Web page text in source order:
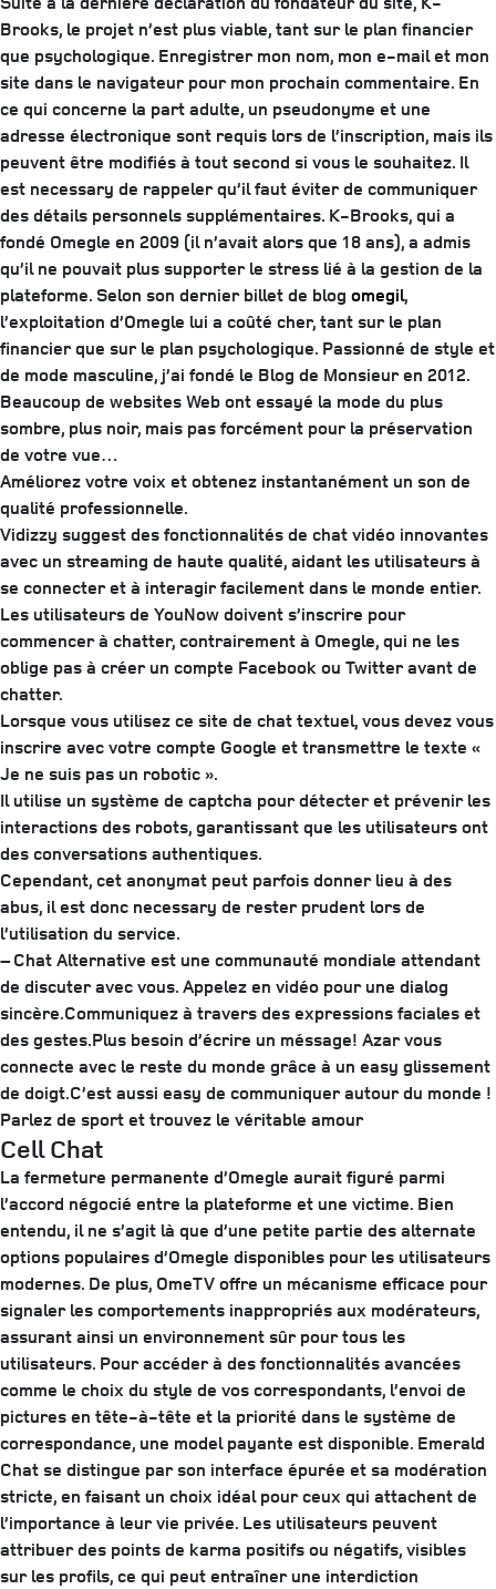
Brooks, le projet n’est plus viable, tant sur le plan financier
que psychologique. Enregistrer mon nom, mon e-mail et mon
site dans le navigateur pour mon prochain commentaire. En
ce qui concerne la part adulte, un pseudonyme et une
adresse électronique sont requis lors de l’inscription, mais ils
peuvent être modifiés à tout second si vous le souhaitez. Il
est necessary de rappeler qu’il faut éviter de communiquer
des détails personnels supplémentaires. K-Brooks, qui a
fondé Omegle en 2009 (il n’avait alors que 18 ans), a admis
qu’il ne pouvait plus supporter le stress lié à la gestion de la
plateforme. Selon son dernier billet de blog omegil,
l’exploitation d’Omegle lui a coûté cher, tant sur le plan
financier que sur le plan psychologique. Passionné de style et
de mode masculine, j’ai fondé le Blog de Monsieur en 2012.
Beaucoup de websites Web ont essayé la mode du plus
sombre, plus noir, mais pas forcément pour la préservation
de votre vue…
Améliorez votre voix et obtenez instantanément un son de
qualité professionnelle.
Vidizzy suggest des fonctionnalités de chat vidéo innovantes
avec un streaming de haute qualité, aidant les utilisateurs à
se connecter et à interagir facilement dans le monde entier.
Les utilisateurs de YouNow doivent s’inscrire pour
commencer à chatter, contrairement à Omegle, qui ne les
oblige pas à créer un compte Facebook ou Twitter avant de
chatter.
Lorsque vous utilisez ce site de chat textuel, vous devez vous
inscrire avec votre compte Google et transmettre le texte «
Je ne suis pas un robotic ».
Il utilise un système de captcha pour détecter et prévenir les
interactions des robots, garantissant que les utilisateurs ont
des conversations authentiques.
Cependant, cet anonymat peut parfois donner lieu à des
abus, il est donc necessary de rester prudent lors de
l’utilisation du service.
– Chat Alternative est une communauté mondiale attendant
de discuter avec vous. Appelez en vidéo pour une dialog
sincère.Communiquez à travers des expressions faciales et
des gestes.Plus besoin d’écrire un méssage! Azar vous
connecte avec le reste du monde grâce à un easy glissement
de doigt.C’est aussi easy de communiquer autour du monde !
Parlez de sport et trouvez le véritable amour
Cell Chat
La fermeture permanente d’Omegle aurait figuré parmi
l’accord négocié entre la plateforme et une victime. Bien
entendu, il ne s’agit là que d’une petite partie des alternate
options populaires d’Omegle disponibles pour les utilisateurs
modernes. De plus, OmeTV offre un mécanisme efficace pour
signaler les comportements inappropriés aux modérateurs,
assurant ainsi un environnement sûr pour tous les
utilisateurs. Pour accéder à des fonctionnalités avancées
comme le choix du style de vos correspondants, l’envoi de
pictures en tête-à-tête et la priorité dans le système de
correspondance, une model payante est disponible. Emerald
Chat se distingue par son interface épurée et sa modération
stricte, en faisant un choix idéal pour ceux qui attachent de
l’importance à leur vie privée. Les utilisateurs peuvent
attribuer des points de karma positifs ou négatifs, visibles
sur les profils, ce qui peut entraîner une interdiction